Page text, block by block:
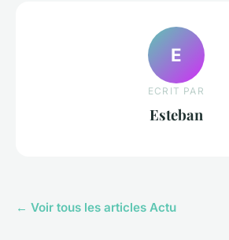
E
ECRIT PAR
Esteban
← Voir tous les articles Actu